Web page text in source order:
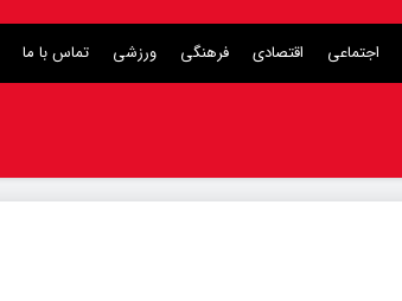
اجتماعی اقتصادی فرهنگی ورزشی تماس با ما